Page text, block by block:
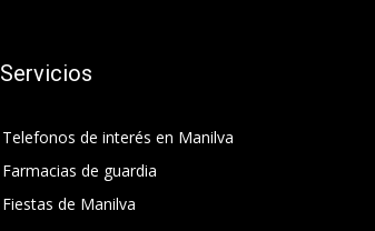
Servicios
Telefonos de interés en Manilva
Farmacias de guardia
Fiestas de Manilva